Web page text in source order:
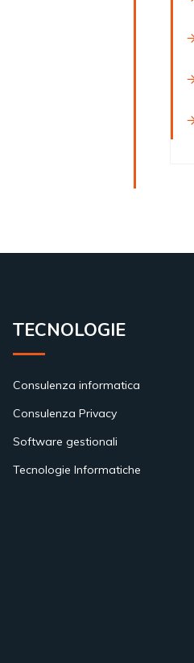
TECNOLOGIE
Consulenza informatica
Consulenza Privacy
Software gestionali
Tecnologie Informatiche